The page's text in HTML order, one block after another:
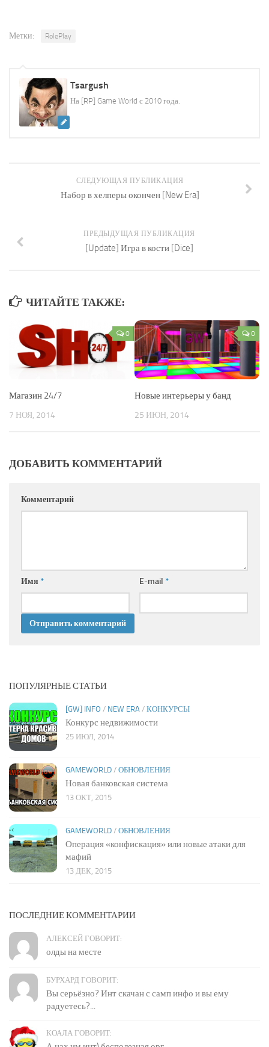
Метки: RolePlay
Tsargush
На [RP] Game World с 2010 года.
СЛЕДУЮЩАЯ ПУБЛИКАЦИЯ
Набор в хелперы окончен [New Era]
ПРЕДЫДУЩАЯ ПУБЛИКАЦИЯ
[Update] Игра в кости [Dice]
ЧИТАЙТЕ ТАКЖЕ:
0
Магазин 24/7
7 НОЯ, 2014
0
Новые интерьеры у банд
25 ИЮН, 2014
ДОБАВИТЬ КОММЕНТАРИЙ
Комментарий
Имя * E-mail *
ПОПУЛЯРНЫЕ СТАТЬИ
[GW] INFO / NEW ERA / КОНКУРСЫ
Конкурс недвижимости
25 ИЮЛ, 2014
GAMEWORLD / ОБНОВЛЕНИЯ
Новая банковская система
13 ОКТ, 2015
GAMEWORLD / ОБНОВЛЕНИЯ
Операция «конфискация» или новые атаки для
мафий
13 ДЕК, 2015
ПОСЛЕДНИЕ КОММЕНТАРИИ
АЛЕКСЕЙ ГОВОРИТ:
олды на месте
БУРХАРД ГОВОРИТ:
Вы серьёзно? Инт скачан с самп инфо и вы ему
радуетесь?...
КОАЛА ГОВОРИТ: